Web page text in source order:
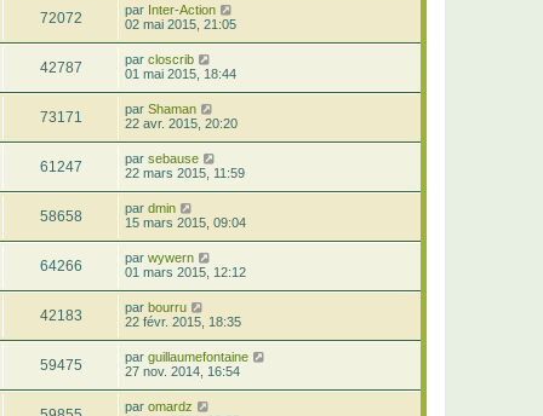
72072 par Inter-Action
02 mai 2015, 21:05
42787 par closcrib
01 mai 2015, 18:44
73171 par Shaman
22 avr. 2015, 20:20
61247 par sebause
22 mars 2015, 11:59
58658 par dmin
15 mars 2015, 09:04
64266 par wywern
01 mars 2015, 12:12
42183 par bourru
22 févr. 2015, 18:35
59475 par guillaumefontaine
27 nov. 2014, 16:54
par omardz